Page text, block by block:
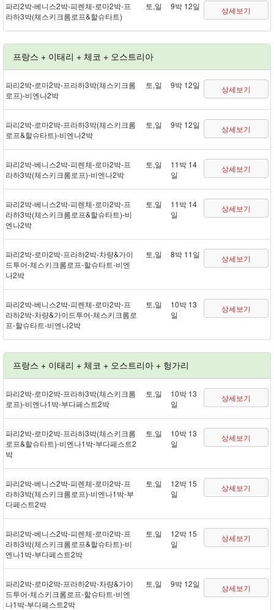
파리 2박 - 베니스 2박 - 피렌체 - 로마 2박 - 프
라하 3박(체스키크롬로프&할슈타트)
토,일 9박 12일 상세보기
프랑스 + 이태리 + 체코 + 오스트리아
파리 2박 - 로마 2박 - 프라하 3박(체스키크롬
로프) - 비엔나 2박
토,일 9박 12일 상세보기
파리 2박 - 로마 2박 - 프라하 3박(체스키크롬
로프&할슈타트) - 비엔나 2박
토,일 9박 12일 상세보기
파리 2박 - 베니스 2박 - 피렌체 - 로마 2박 - 프
라하 3박(체스키크롬로프) - 비엔나 2박
토,일
11박 14
일
상세보기
파리 2박 - 베니스 2박 - 피렌체 - 로마 2박 - 프
라하 3박(체스키크롬로프&할슈타트) - 비
엔나 2박
토,일
11박 14
일
상세보기
파리 2박 - 로마 2박 - 프라하 2박 - 차량&가이
드투어 - 체스키크롬로프 - 할슈타트 - 비엔
나 2박
토,일 8박 11일 상세보기
파리 2박 - 베니스 2박 - 피렌체 - 로마 2박 - 프
라하 2박 - 차량&가이드투어 - 체스키크롬로
프 - 할슈타트 - 비엔나 2박
토,일
10박 13
일
상세보기
프랑스 + 이태리 + 체코 + 오스트리아 + 헝가리
파리 2박 - 로마 2박 - 프라하 3박(체스키크롬
로프) - 비엔나 1박 - 부다페스트 2박
토,일
10박 13
일
상세보기
파리 2박 - 로마 2박 - 프라하 3박(체스키크롬
로프&할슈타트) - 비엔나 1박 - 부다페스트 2
박
토,일
10박 13
일
상세보기
파리 2박 - 베니스 2박 - 피렌체 - 로마 2박 - 프
라하 3박(체스키크롬로프) - 비엔나 1박 - 부
다페스트 2박
토,일
12박 15
일
상세보기
파리 2박 - 베니스 2박 - 피렌체 - 로마 2박 - 프
라하 3박(체스키크롬로프&할슈타트) - 비
엔나 1박 - 부다페스트 2박
토,일
12박 15
일
상세보기
파리 2박 - 로마 2박 - 프라하 2박 - 차량&가이
드투어 - 체스키크롬로프 - 할슈타트 - 비엔
나 1박 - 부다페스트 2박
토,일 9박 12일 상세보기